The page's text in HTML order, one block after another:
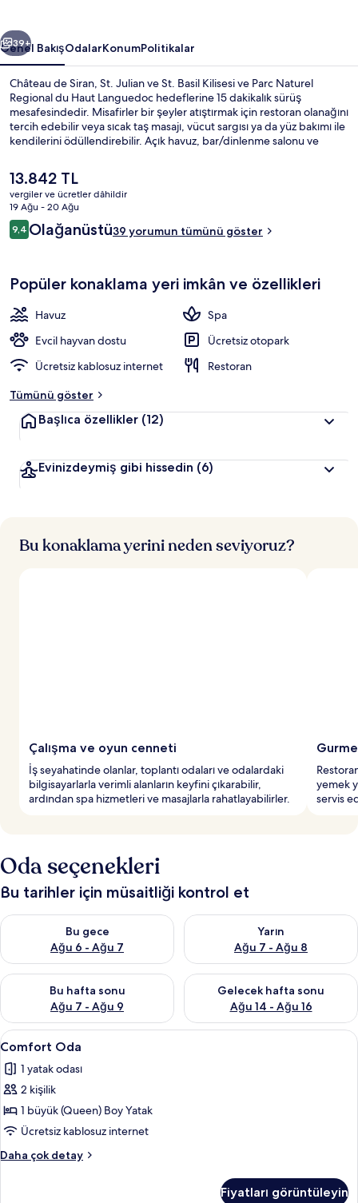
Sonraki
39+
Genel BakışOdalarKonumPolitikalar
Château de Siran, St. Julian ve St. Basil Kilisesi ve Parc Naturel
Regional du Haut Languedoc hedeflerine 15 dakikalık sürüş
mesafesindedir. Misafirler bir şeyler atıştırmak için restoran olanağını
tercih edebilir veya sıcak taş masajı, vücut sargısı ya da yüz bakımı ile
kendilerini ödüllendirebilir. Açık havuz, bar/dinlenme salonu ve
Şu
anki
fiyat
13.842 TL
13.842 TL
vergiler ve ücretler dâhildir
19 Ağu - 20 Ağu
Yorumlar
9,49,4/10
Olağanüstü39 yorumun tümünü göster
Popüler konaklama yeri imkân ve özellikleri
Havuz
Spa
Evcil hayvan dostu
Ücretsiz otopark
Ücretsiz kablosuz internet
Restoran
Tümünü göster
Başlıca özellikler (12)
Evinizdeymiş gibi hissedin (6)
Bu konaklama yerini neden seviyoruz?
Çalışma ve oyun cenneti
İş seyahatinde olanlar, toplantı odaları ve odalardaki
bilgisayarlarla verimli alanların keyfini çıkarabilir,
ardından spa hizmetleri ve masajlarla rahatlayabilirler.
yemek
servis
Oda seçenekleri
Bu tarihler için müsaitliği kontrol et
Bu gece
Ağu 6 - Ağu 7
Bu gece için müsaitliği kontrol et Ağu 6 - Ağu 7
Yarın
Ağu 7 - Ağu 8
Yarın için müsaitliği kontrol
Bu hafta sonu
Ağu 7 - Ağu 9
Bu hafta sonu için müsaitliği kontrol et Ağu 7 - Ağu 9
Gelecek hafta sonu
Ağu 14 - Ağu 16
Önümüzdeki hafta sonu için
Comfort
Oda
için
tüm
fotoğrafları
görün
Kaliteli yatak takımı, ücretsiz minibar,
1
Comfort Oda
1 yatak odası
2 kişilik
1 büyük (Queen) Boy Yatak
Ücretsiz kablosuz internet
Daha çok detay
Comfort
Fiyatları görüntüleyin